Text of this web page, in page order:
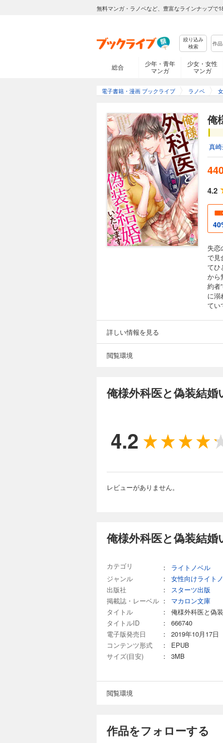
無料マンガ・ラノベなど、豊富なラインナップで
絞り込み
検索
総合
少年・青年
マンガ
少女・女性
マンガ
電子書籍・漫画 ブックライブ ラノベ
俺
真
4.2
失恋
で見
てひ
から
約者
に溺
て
詳しい情報を見る
閲覧環境
俺様外科医と偽装結
4.2
レビューがありません。
俺様外科医と偽装結
カテゴリ ：
ライトノベル
ジャンル
：
女性向けライト
出版社
：
スターツ出版
掲載誌・レーベル ：
マカロン文庫
タイトル
：
俺様外科医と偽
タイトルID
：
666740
電子版発売日
：
2019年10月17日
コンテンツ形式
：
EPUB
サイズ(目安)
： 3MB
閲覧環境
作品をフォローする